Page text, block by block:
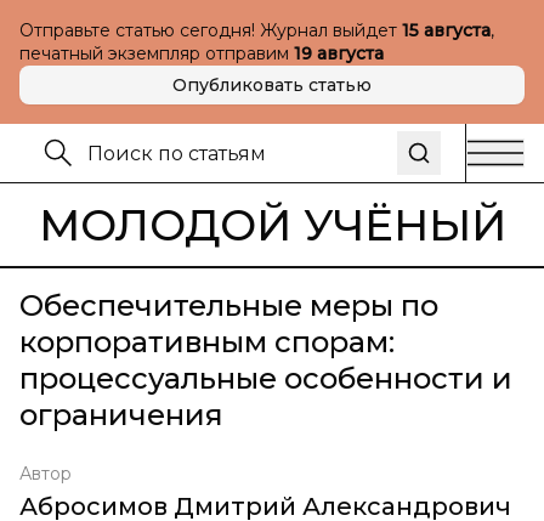
Отправьте статью сегодня! Журнал выйдет 15 августа,
печатный экземпляр отправим 19 августа
Опубликовать статью
МОЛОДОЙ УЧЁНЫЙ
Обеспечительные меры по
корпоративным спорам:
процессуальные особенности и
ограничения
Автор
Абросимов Дмитрий Александрович